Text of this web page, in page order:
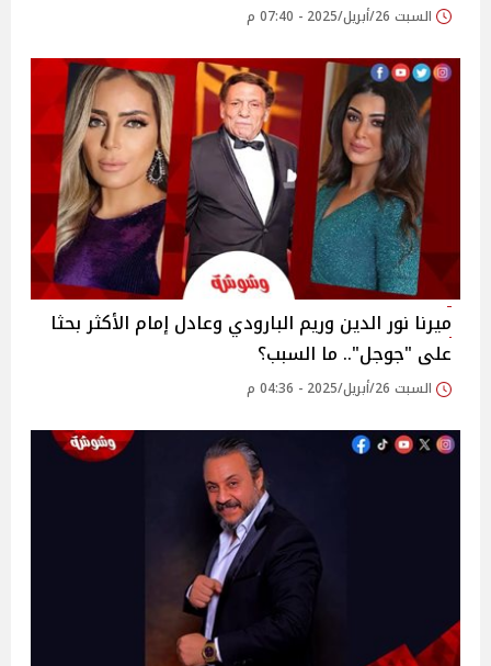
السبت 26/أبريل/2025 - 07:40 م
ميرنا نور الدين وريم البارودي وعادل إمام الأكثر بحثا
على "جوجل".. ما السبب؟
السبت 26/أبريل/2025 - 04:36 م